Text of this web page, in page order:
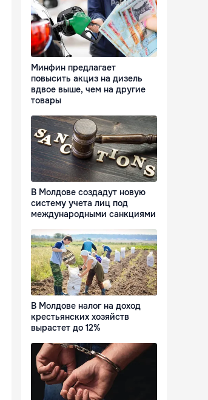
Минфин предлагает
повысить акциз на дизель
вдвое выше, чем на другие
товары
В Молдове создадут новую
систему учета лиц под
международными санкциями
В Молдове налог на доход
крестьянских хозяйств
вырастет до 12%